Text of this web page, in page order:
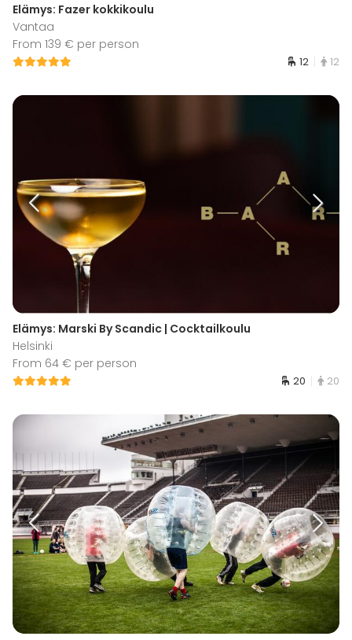
Elämys: Fazer kokkikoulu
Vantaa
From 139 € per person
12 12
Elämys: Marski By Scandic | Cocktailkoulu
Helsinki
From 64 € per person
20 20